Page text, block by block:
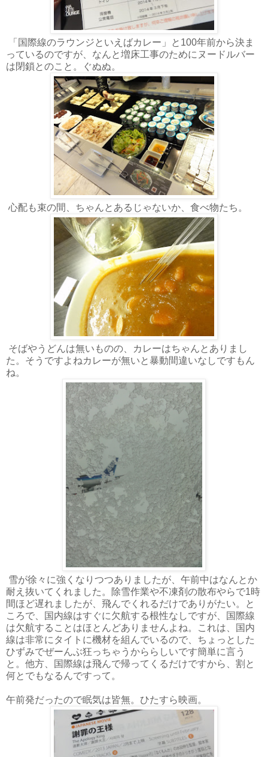
「国際線のラウンジといえばカレー」と100年前から決ま
っているのですが、なんと増床工事のためにヌードルバー
は閉鎖とのこと。ぐぬぬ。
心配も束の間、ちゃんとあるじゃないか、食べ物たち。
そばやうどんは無いものの、カレーはちゃんとありまし
た。そうですよねカレーが無いと暴動間違いなしですもん
ね。
雪が徐々に強くなりつつありましたが、午前中はなんとか
耐え抜いてくれました。除雪作業や不凍剤の散布やらで1時
間ほど遅れましたが、飛んでくれるだけでありがたい。と
ころで、国内線はすぐに欠航する根性なしですが、国際線
は欠航することはほとんどありませんよね。これは、国内
線は非常にタイトに機材を組んでいるので、ちょっとした
ひずみでぜーんぶ狂っちゃうかららしいです簡単に言う
と。他方、国際線は飛んで帰ってくるだけですから、割と
何とでもなるんですって。
午前発だったので眠気は皆無。ひたすら映画。